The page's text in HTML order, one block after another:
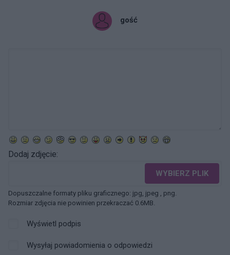
gość
Dodaj zdjęcie:
WYBIERZ PLIK
Dopuszczalne formaty pliku graficznego: jpg, jpeg , png.
Rozmiar zdjęcia nie powinien przekraczać 0.6MB.
Wyświetl podpis
Wysyłaj powiadomienia o odpowiedzi